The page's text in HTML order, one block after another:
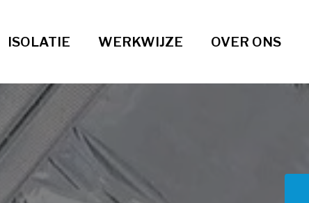
ISOLATIE WERKWIJZE OVER ONS